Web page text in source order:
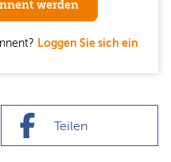
werden
Loggen Sie sich ein
Teilen